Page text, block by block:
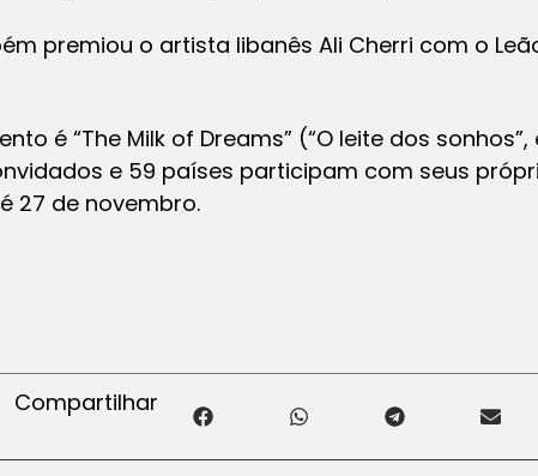
premiou o artista libanês Ali Cherri com o
é “The Milk of Dreams” (“O leite dos
e 59 países participam com seus
27 de novembro.
Compartilhar